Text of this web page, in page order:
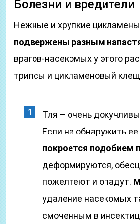
Болезни и вредители
Нежные и хрупкие цикламены
подвержены разным
врагов-насекомых у этого
трипсы и цикламеновый
Тля – очень
Если не обнаружить ее
покроется подобием
деформируются,
пожелтеют и опадут.
удаление насекомых
смоченным в